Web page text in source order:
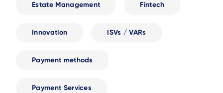
Estate Management Fintech
Innovation ISVs / VARs
Payment methods
Payment Services